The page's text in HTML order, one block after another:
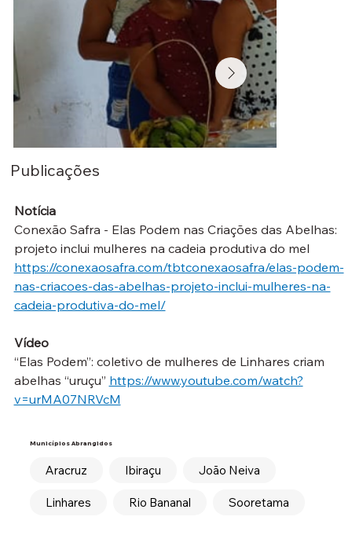
Publicações
Notícia
Conexão Safra - Elas Podem nas Criações das Abelhas:
projeto inclui mulheres na cadeia produtiva do mel
https://conexaosafra.com/tbtconexaosafra/elas-podem-
nas-criacoes-das-abelhas-projeto-inclui-mulheres-na-
cadeia-produtiva-do-mel/
Vídeo
“Elas Podem”: coletivo de mulheres de Linhares criam
abelhas “uruçu” https://www.youtube.com/watch?
v=urMA07NRVcM
Municípios Abrangidos
Aracruz Ibiraçu João Neiva
Linhares Rio Bananal Sooretama